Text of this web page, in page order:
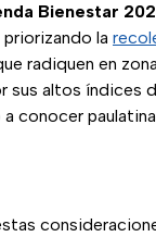
Bienestar
priorizando la
radiquen en
sus altos índices
conocer